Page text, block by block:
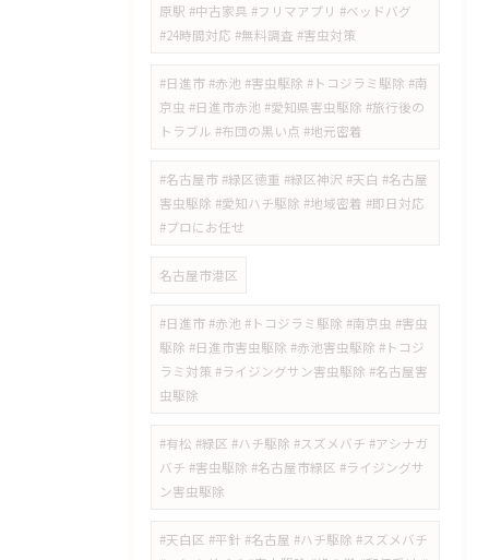
原駅 #中古家具 #フリマアプリ #ベッドバグ
#24時間対応 #無料調査 #害虫対策
​#日進市 #赤池 #害虫駆除 #トコジラミ駆除 #南
京虫 #日進市赤池 #愛知県害虫駆除 #旅行後の
トラブル #布団の黒い点 #地元密着
#名古屋市 #緑区徳重 #緑区神沢 #天白 #名古屋
害虫駆除 #愛知ハチ駆除 #地域密着 #即日対応
#プロにお任せ
名古屋市港区
#日進市 #赤池 #トコジラミ駆除 #南京虫 #害虫
駆除 #日進市害虫駆除 #赤池害虫駆除 #トコジ
ラミ対策 #ライジングサン害虫駆除 #名古屋害
虫駆除
#有松 #緑区 #ハチ駆除 #スズメバチ #アシナガ
バチ #害虫駆除 #名古屋市緑区 #ライジングサ
ン害虫駆除
#天白区 #平針 #名古屋 #ハチ駆除 #スズメバチ